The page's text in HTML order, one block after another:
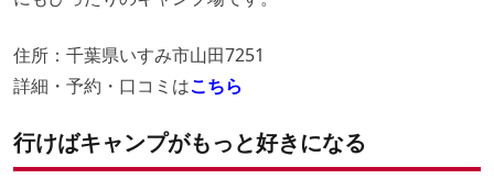
住所：千葉県いすみ市山田7251
詳細・予約・口コミはこちら
行けばキャンプがもっと好きになる